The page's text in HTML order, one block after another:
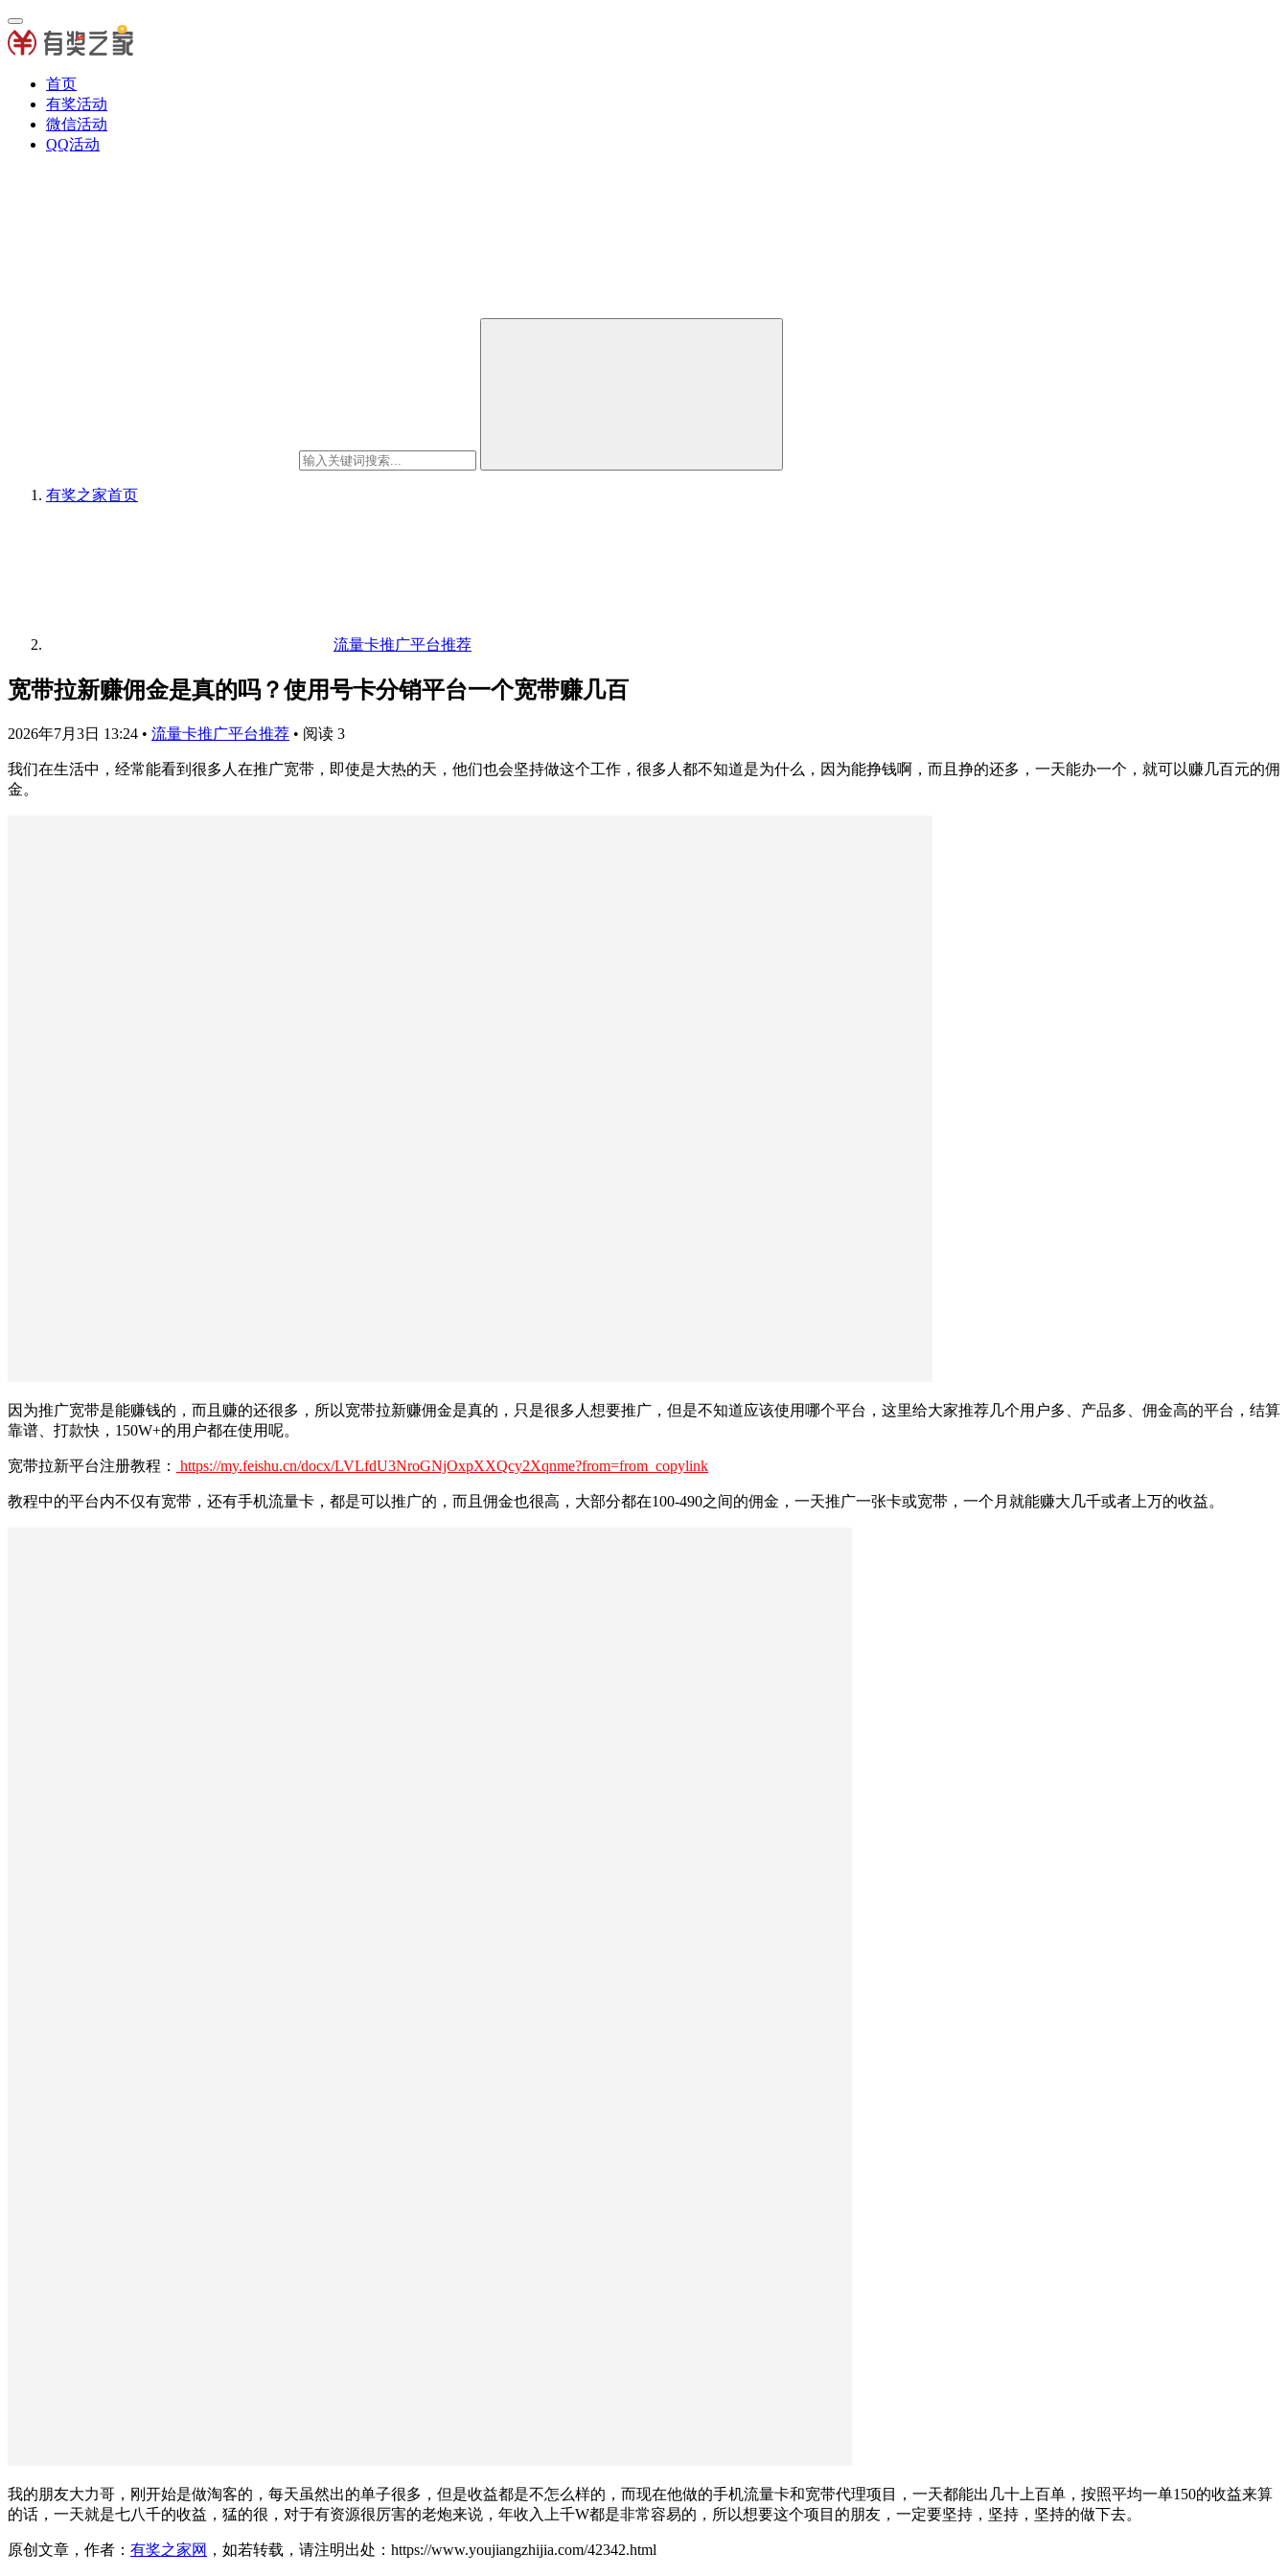
首页
有奖活动
微信活动
QQ活动
有奖之家首页
流量卡推广平台推荐
宽带拉新赚佣金是真的吗？使用号卡分销平台一个宽带赚几百
2026年7月3日 13:24 • 流量卡推广平台推荐 • 阅读 3
我们在生活中，经常能看到很多人在推广宽带，即使是大热的天，他们也会坚持做这个工作，很多人都不知道是为什么，因为能挣钱啊，而且挣的还多，一天能办一个，就可以赚几百元的佣
金。
因为推广宽带是能赚钱的，而且赚的还很多，所以宽带拉新赚佣金是真的，只是很多人想要推广，但是不知道应该使用哪个平台，这里给大家推荐几个用户多、产品多、佣金高的平台，结算
靠谱、打款快，150W+的用户都在使用呢。
宽带拉新平台注册教程： https://my.feishu.cn/docx/LVLfdU3NroGNjOxpXXQcy2Xqnme?from=from_copylink
教程中的平台内不仅有宽带，还有手机流量卡，都是可以推广的，而且佣金也很高，大部分都在100-490之间的佣金，一天推广一张卡或宽带，一个月就能赚大几千或者上万的收益。
我的朋友大力哥，刚开始是做淘客的，每天虽然出的单子很多，但是收益都是不怎么样的，而现在他做的手机流量卡和宽带代理项目，一天都能出几十上百单，按照平均一单150的收益来算
的话，一天就是七八千的收益，猛的很，对于有资源很厉害的老炮来说，年收入上千W都是非常容易的，所以想要这个项目的朋友，一定要坚持，坚持，坚持的做下去。
原创文章，作者： 有奖之家网 ，如若转载，请注明出处：https://www.youjiangzhijia.com/42342.html